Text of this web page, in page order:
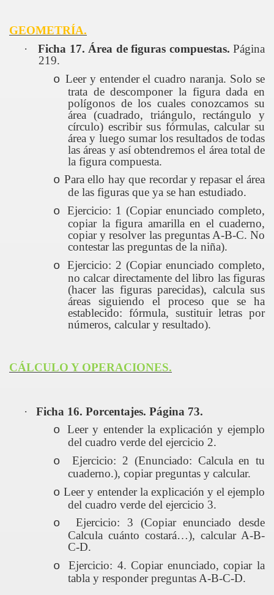
GEOMETRÍA.
·
Ficha 17. Área de figuras compuestas. Página
219.
o Leer y entender el cuadro naranja. Solo se
trata de descomponer la figura dada en
polígonos de los cuales conozcamos su
área (cuadrado, triángulo, rectángulo y
círculo) escribir sus fórmulas, calcular su
área y luego sumar los resultados de todas
las áreas y así obtendremos el área total de
la figura compuesta.
o Para ello hay que recordar y repasar el área
de las figuras que ya se han estudiado.
o Ejercicio: 1 (Copiar enunciado completo,
copiar la figura amarilla en el cuaderno,
copiar y resolver las preguntas A-B-C. No
contestar las preguntas de la niña).
o Ejercicio: 2 (Copiar enunciado completo,
no calcar directamente del libro las figuras
(hacer las figuras parecidas), calcula sus
áreas siguiendo el proceso que se ha
establecido: fórmula, sustituir letras por
números, calcular y resultado).
CÁLCULO Y OPERACIONES.
· Ficha 16. Porcentajes. Página 73.
o Leer y entender la explicación y ejemplo
del cuadro verde del ejercicio 2.
o
Ejercicio: 2 (Enunciado: Calcula en tu
cuaderno.), copiar preguntas y calcular.
o Leer y entender la explicación y el ejemplo
del cuadro verde del ejercicio 3.
o
Ejercicio: 3 (Copiar enunciado desde
Calcula cuánto costará…), calcular A-B-
C-D.
o
Ejercicio: 4. Copiar enunciado, copiar la
tabla y responder preguntas A-B-C-D.